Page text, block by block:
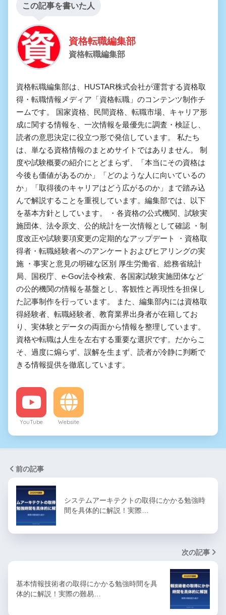
この記事を書いた人
資格転職編集部
資格転職編集部
資格転職編集部は、HUSTAR株式会社が運営する資格取
得・転職情報メディア「資格転職」のコンテンツ制作チ
ームです。 国家資格、民間資格、転職市場、キャリア形
成に関する情報を、一次情報を最優先に調査・検証し、
読者の意思決定に役立つ形で発信しています。 私たち
は、単なる資格情報のまとめサイトではありません。 制
度や試験概要の紹介にとどまらず、「本当にその資格は
今後も価値があるのか」「どのような人に向いているの
か」「取得後のキャリアはどう広がるのか」まで踏み込
んで解説することを重視しています。編集部では、以下
を基本方針としています。 ・各資格の公式機関、試験実
施団体、法令原文、公的統計を一次情報として確認 ・制
度改正や試験要項変更の定期的なアップデート ・資格取
得者・転職経験者へのアンケートおよびヒアリングの実
施 ・事実と意見の明確な区別 厚生労働省、総務省統計
局、国税庁、e-Gov法令検索、各国家試験実施団体など
の公的機関の情報を基盤とし、客観性と再現性を担保し
た記事制作を行っています。 また、編集部内には資格取
得経験者、転職経験者、教育業界出身者が在籍してお
り、実体験とデータの両面から情報を整理しています。
資格や転職は人生を左右する重要な選択です。だからこ
そ、過度に煽らず、誤解を生まず、読者が冷静に判断で
きる情報提供を徹底しています。
YouTube Website
前の記事
システムアーキテクトの取得にかかる勉強時
間を具体的に解説！実際…
次の記事
基本情報技術者の取得にかかる勉強時間を具
体的に解説！実際の難易…